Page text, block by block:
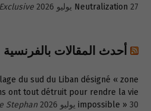
Neutralization 27 يوليو 2026
أحدث المقالات بالفرنسية
du sud du Liban désigné « zone
ont tout détruit pour rendre la vie
impossible » 30 يوليو 2026
Stephan